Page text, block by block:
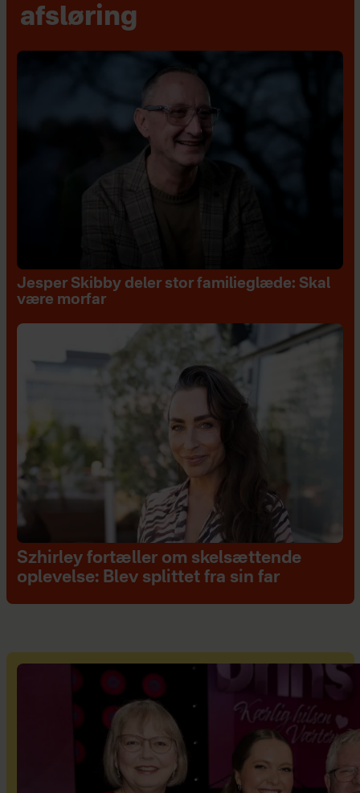
afsløring
Jesper Skibby deler stor familieglæde: Skal
være morfar
Szhirley fortæller om skelsættende
oplevelse: Blev splittet fra sin far